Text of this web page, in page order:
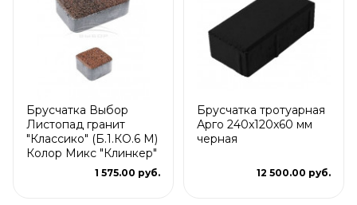
Брусчатка Выбор
Листопад гранит
"Классико" (Б.1.КО.6 М)
Колор Микс "Клинкер"
1 575.00 руб.
Брусчатка тротуарная
Арго 240x120x60 мм
черная
12 500.00 руб.